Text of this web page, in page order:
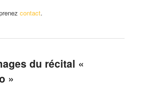
contact.
du récital «
»